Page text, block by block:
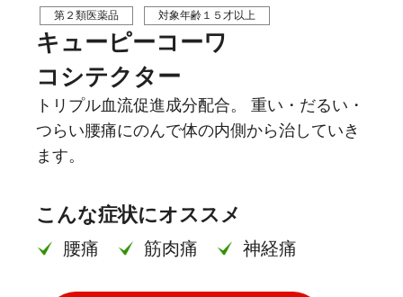
第２類医薬品 対象年齢１５才以上
キューピーコーワ
コシテクター
トリプル血流促進成分配合。 重い・だるい・
つらい腰痛にのんで体の内側から治していき
ます。
こんな症状にオススメ
腰痛 筋肉痛 神経痛